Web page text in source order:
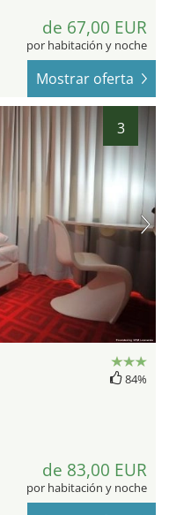
de 67,00 EUR
por habitación y noche
Mostrar oferta
3
84%
de 83,00 EUR
por habitación y noche